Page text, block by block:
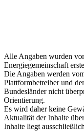
Alle Angaben wurden
Energiegemeinschaft
Die Angaben werden
Plattformbetreiber und
Bundesländer nicht
Orientierung.
Es wird daher keine
Aktualität der Inhalte
Inhalte liegt